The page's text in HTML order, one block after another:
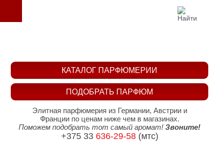
ПОДОБРАТЬ ПАРФЮМ
КАТАЛОГ ПАРФЮМЕРИИ
Элитная парфюмерия из Германии, Австрии и
Франции по ценам ниже чем в магазинах.
Поможем подобрать тот самый аромат! Звоните!
+375 33 636-29-58(мтс)